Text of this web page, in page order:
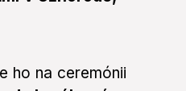
ho na ceremónii